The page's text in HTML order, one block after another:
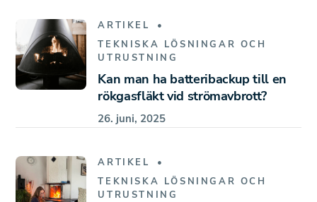
ARTIKEL
TEKNISKA LÖSNINGAR OCH
UTRUSTNING
Kan man ha batteribackup till en
rökgasfläkt vid strömavbrott?
26. juni, 2025
ARTIKEL
TEKNISKA LÖSNINGAR OCH
UTRUSTNING